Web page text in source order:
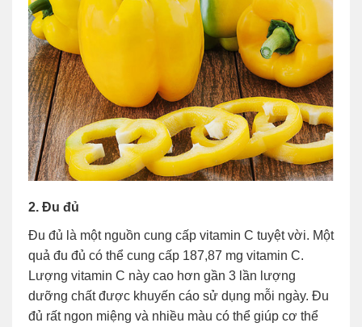
2. Đu đủ
Đu đủ là một nguồn cung cấp vitamin C tuyệt vời. Một
quả đu đủ có thể cung cấp 187,87 mg vitamin C.
Lượng vitamin C này cao hơn gần 3 lần lượng
dưỡng chất được khuyến cáo sử dụng mỗi ngày. Đu
đủ rất ngon miệng và nhiều màu có thể giúp cơ thể